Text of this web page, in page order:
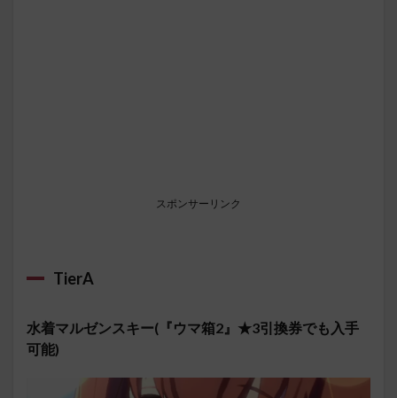
スポンサーリンク
TierA
水着マルゼンスキー(『ウマ箱2』★3引換券でも入手
可能)